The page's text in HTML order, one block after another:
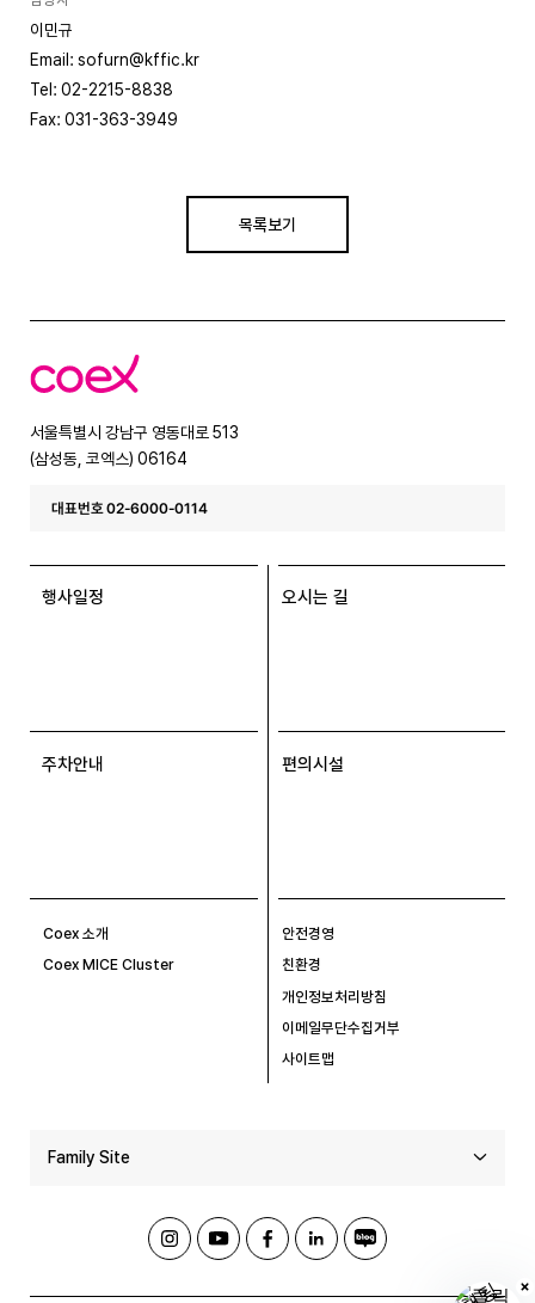
이민규
Email: sofurn@kffic.kr
Tel: 02-2215-8838
Fax: 031-363-3949
목록보기
코
엑
서울특별시 강남구 영동대로 513
(삼성동, 코엑스) 06164
대표번호 02-6000-0114
행사일정 오시는 길
주차안내 편의시설
Coex 소개
Coex MICE Cluster
안전경영
친환경
개인정보처리방침
이메일무단수집거부
사이트맵
Family Site